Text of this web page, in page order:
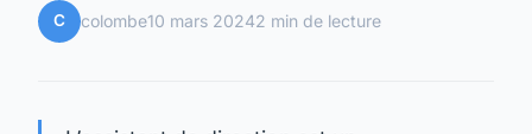
C colombe10 mars 20242 min de lecture